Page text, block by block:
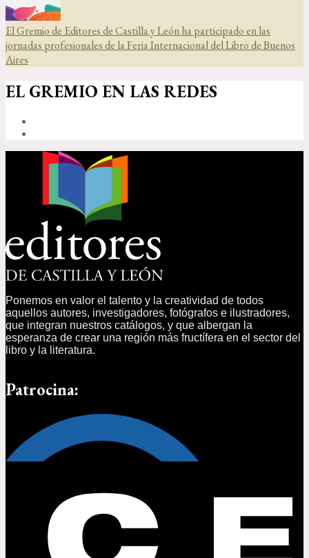
El Gremio de Editores de Castilla y León ha participado en las
jornadas profesionales de la Feria Internacional del Libro de Buenos
Aires
EL GREMIO EN LAS REDES
Ponemos en valor el talento y la creatividad de todos
aquellos autores, investigadores, fotógrafos e ilustradores,
que integran nuestros catálogos, y que albergan la
esperanza de crear una región más fructífera en el sector del
libro y la literatura.
Patrocina: